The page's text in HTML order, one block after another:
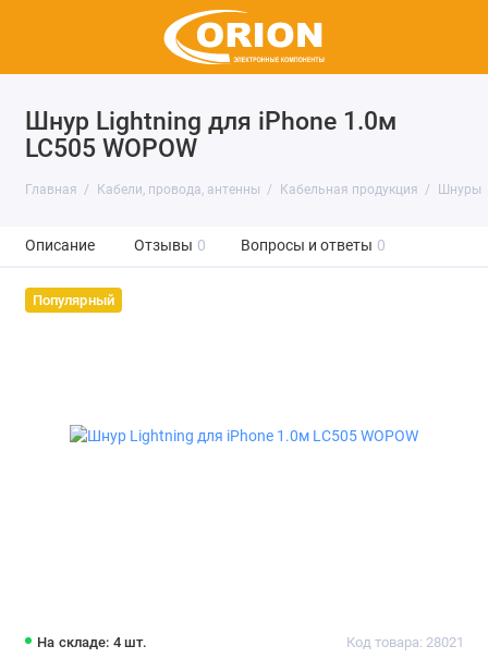
Шнур Lightning для iPhone 1.0м
LC505 WOPOW
Главная Кабели, провода, антенны Кабельная продукция Шнуры
Описание Отзывы 0 Вопросы и ответы 0
Популярный
На складе: 4 шт. Код товара: 28021